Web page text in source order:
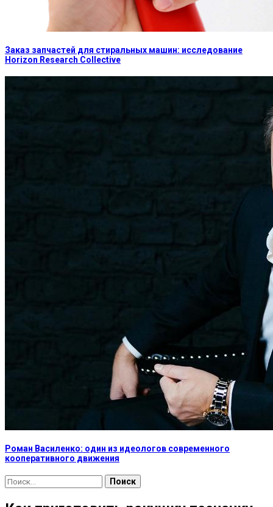
Заказ запчастей для стиральных машин: исследование
Horizon Research Collective
Роман Василенко: один из идеологов современного
кооперативного движения
Найти: